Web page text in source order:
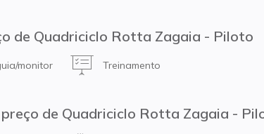
de Quadriciclo Rotta Zagaia - Piloto
monitor Treinamento
de Quadriciclo Rotta Zagaia -